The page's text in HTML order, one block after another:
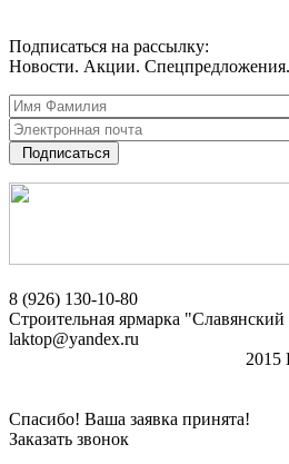
Подписаться на рассылку:
Новости. Акции. Спецпредложения.
Подписаться
8 (926) 130-10-80
Строительная ярмарка
laktop@yandex.ru
2015
Спасибо! Ваша заявка принята!
Заказать звонок